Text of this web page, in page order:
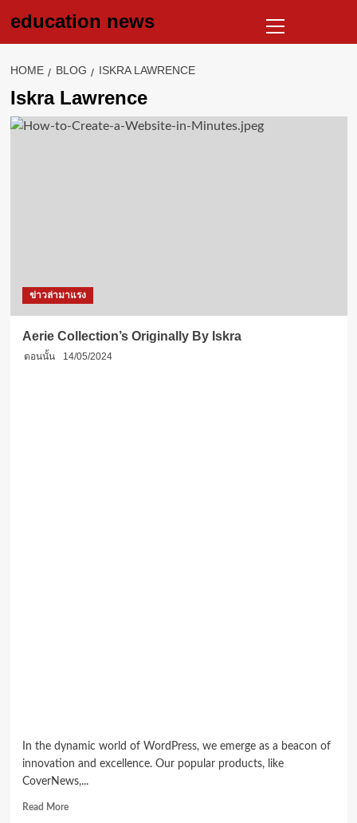
education news
Menu
HOME BLOG ISKRA LAWRENCE
Iskra Lawrence
ข่าวล่ามาแรง
Aerie Collection’s Originally By Iskra
ตอนนั้น 14/05/2024
In the dynamic world of WordPress, we emerge as a beacon of
innovation and excellence. Our popular products, like
CoverNews,...
Read MoreRead